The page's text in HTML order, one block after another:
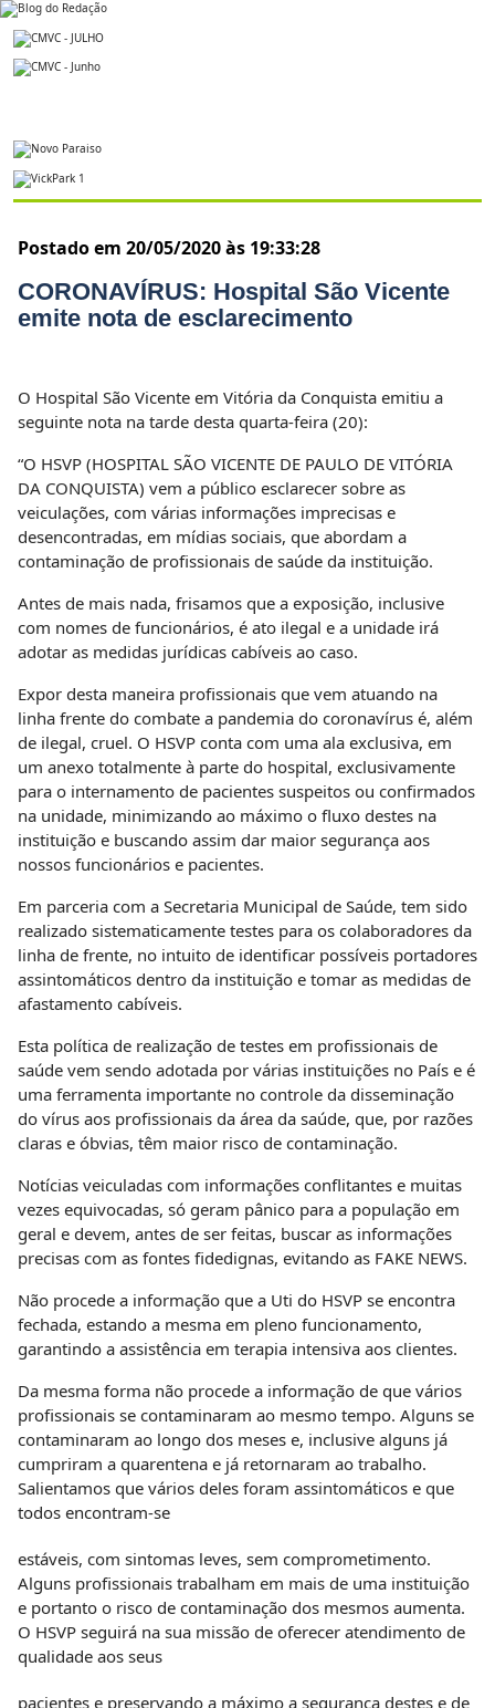
Postado em 20/05/2020 às 19:33:28
CORONAVÍRUS: Hospital São Vicente
emite nota de esclarecimento
O Hospital São Vicente em Vitória da Conquista emitiu a
seguinte nota na tarde desta quarta-feira (20):
“O HSVP (HOSPITAL SÃO VICENTE DE PAULO DE VITÓRIA
DA CONQUISTA) vem a público esclarecer sobre as
veiculações, com várias informações imprecisas e
desencontradas, em mídias sociais, que abordam a
contaminação de profissionais de saúde da instituição.
Antes de mais nada, frisamos que a exposição, inclusive
com nomes de funcionários, é ato ilegal e a unidade irá
adotar as medidas jurídicas cabíveis ao caso.
Expor desta maneira profissionais que vem atuando na
linha frente do combate a pandemia do coronavírus é, além
de ilegal, cruel. O HSVP conta com uma ala exclusiva, em
um anexo totalmente à parte do hospital, exclusivamente
para o internamento de pacientes suspeitos ou confirmados
na unidade, minimizando ao máximo o fluxo destes na
instituição e buscando assim dar maior segurança aos
nossos funcionários e pacientes.
Em parceria com a Secretaria Municipal de Saúde, tem sido
realizado sistematicamente testes para os colaboradores da
linha de frente, no intuito de identificar possíveis portadores
assintomáticos dentro da instituição e tomar as medidas de
afastamento cabíveis.
Esta política de realização de testes em profissionais de
saúde vem sendo adotada por várias instituições no País e é
uma ferramenta importante no controle da disseminação
do vírus aos profissionais da área da saúde, que, por razões
claras e óbvias, têm maior risco de contaminação.
Notícias veiculadas com informações conflitantes e muitas
vezes equivocadas, só geram pânico para a população em
geral e devem, antes de ser feitas, buscar as informações
precisas com as fontes fidedignas, evitando as FAKE NEWS.
Não procede a informação que a Uti do HSVP se encontra
fechada, estando a mesma em pleno funcionamento,
garantindo a assistência em terapia intensiva aos clientes.
Da mesma forma não procede a informação de que vários
profissionais se contaminaram ao mesmo tempo. Alguns se
contaminaram ao longo dos meses e, inclusive alguns já
cumpriram a quarentena e já retornaram ao trabalho.
Salientamos que vários deles foram assintomáticos e que
todos encontram-se
estáveis, com sintomas leves, sem comprometimento.
Alguns profissionais trabalham em mais de uma instituição
e portanto o risco de contaminação dos mesmos aumenta.
O HSVP seguirá na sua missão de oferecer atendimento de
qualidade aos seus
pacientes e preservando a máximo a segurança destes e de